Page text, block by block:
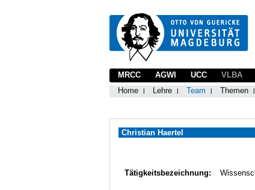
MRCC AGWI UCC
VLBA
Home
Lehre Team Themen
Christian Haertel
Tätigkeitsbezeichnung: